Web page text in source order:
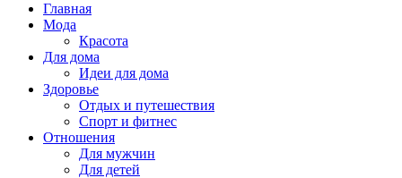
Главная
Мода
Красота
Для дома
Идеи для дома
Здоровье
Отдых и путешествия
Спорт и фитнес
Отношения
Для мужчин
Для детей